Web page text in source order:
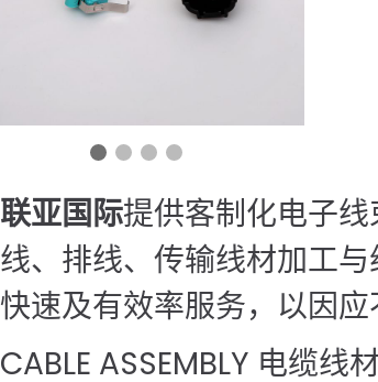
联亚国际提供客制化电子
线、排线、传输线材加工
快速及有效率服务，以因应
CABLE ASSEMBLY 电缆线